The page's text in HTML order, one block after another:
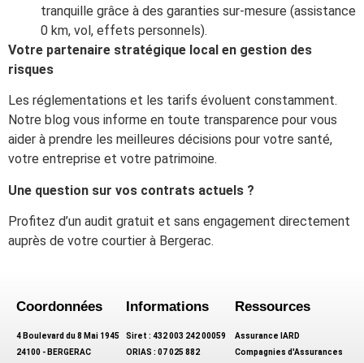
tranquille grâce à des garanties sur-mesure (assistance
0 km, vol, effets personnels).
Votre partenaire stratégique local en gestion des
risques
Les réglementations et les tarifs évoluent constamment.
Notre blog vous informe en toute transparence pour vous
aider à prendre les meilleures décisions pour votre santé,
votre entreprise et votre patrimoine.
Une question sur vos contrats actuels ?
Profitez d’un audit gratuit et sans engagement directement
auprès de votre courtier à Bergerac.
Coordonnées
4 Boulevard du 8 Mai 1945
24100 - BERGERAC
Informations
Siret : 432 003 242 00059
ORIAS : 07 025 882
Ressources
Assurance IARD
Compagnies d'Assurances